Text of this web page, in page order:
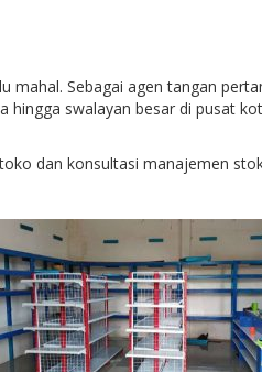
mahal. Sebagai agen tangan
swalayan besar di pusat
dan konsultasi manajemen